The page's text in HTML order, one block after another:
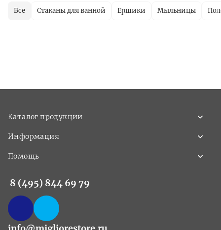
Все Стаканы для ванной Ершики Мыльницы
Каталог продукции
Информация
Помощь
8 (495) 844 69 79